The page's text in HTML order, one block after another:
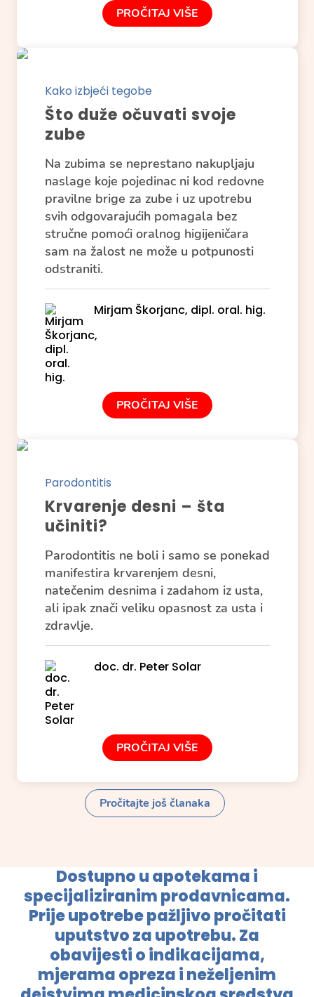
PROČITAJ VIŠE
Kako izbjeći tegobe
Što duže očuvati svoje
zube
Na zubima se neprestano nakupljaju
naslage koje pojedinac ni kod redovne
pravilne brige za zube i uz upotrebu
svih odgovarajućih pomagala bez
stručne pomoći oralnog higijeničara
sam na žalost ne može u potpunosti
odstraniti.
Mirjam Škorjanc, dipl. oral. hig.
PROČITAJ VIŠE
Parodontitis
Krvarenje desni – šta
učiniti?
Parodontitis ne boli i samo se ponekad
manifestira krvarenjem desni,
natečenim desnima i zadahom iz usta,
ali ipak znači veliku opasnost za usta i
zdravlje.
doc. dr. Peter Solar
PROČITAJ VIŠE
Pročitajte još članaka
Dostupno u apotekama i
specijaliziranim prodavnicama.
Prije upotrebe pažljivo pročitati
uputstvo za upotrebu. Za
obavijesti o indikacijama,
mjerama opreza i neželjenim